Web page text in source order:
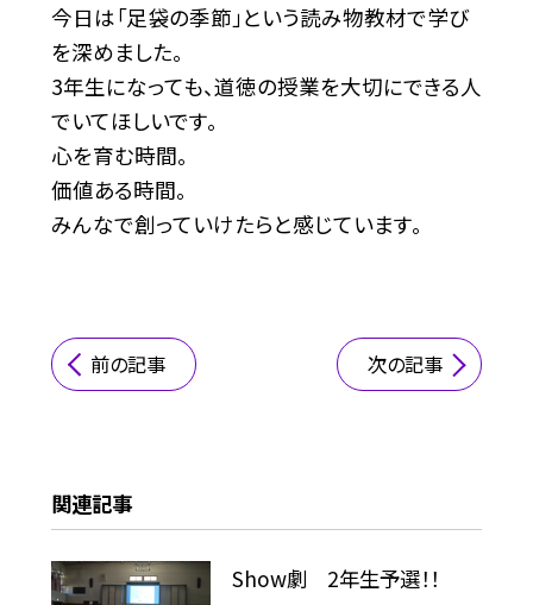
今日は「足袋の季節」という読み物教材で学び
を深めました。
3年生になっても、道徳の授業を大切にできる人
でいてほしいです。
心を育む時間。
価値ある時間。
みんなで創っていけたらと感じています。
前の記事 次の記事
関連記事
Show劇 2年生予選！！